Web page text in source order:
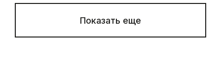
Показать еще